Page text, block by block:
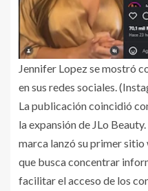
Jennifer Lopez se mostró
en sus redes sociales.
La publicación coincidió
la expansión de JLo
marca lanzó su primer
que busca concentrar
facilitar el acceso de los